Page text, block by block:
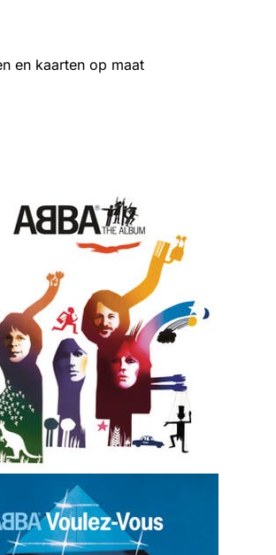
en kaarten op maat